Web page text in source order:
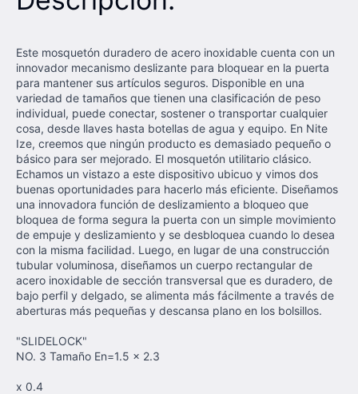
Este mosquetón duradero de acero inoxidable cuenta con un
innovador mecanismo deslizante para bloquear en la puerta
para mantener sus artículos seguros. Disponible en una
variedad de tamaños que tienen una clasificación de peso
individual, puede conectar, sostener o transportar cualquier
cosa, desde llaves hasta botellas de agua y equipo. En Nite
Ize, creemos que ningún producto es demasiado pequeño o
básico para ser mejorado. El mosquetón utilitario clásico.
Echamos un vistazo a este dispositivo ubicuo y vimos dos
buenas oportunidades para hacerlo más eficiente. Diseñamos
una innovadora función de deslizamiento a bloqueo que
bloquea de forma segura la puerta con un simple movimiento
de empuje y deslizamiento y se desbloquea cuando lo desea
con la misma facilidad. Luego, en lugar de una construcción
tubular voluminosa, diseñamos un cuerpo rectangular de
acero inoxidable de sección transversal que es duradero, de
bajo perfil y delgado, se alimenta más fácilmente a través de
aberturas más pequeñas y descansa plano en los bolsillos.
"SLIDELOCK"
NO. 3 Tamaño En=1.5 x 2.3
x 0.4